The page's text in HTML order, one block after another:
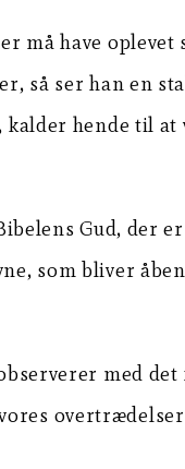
må have
så ser han en
hende til
Gud, der
som bliver
med